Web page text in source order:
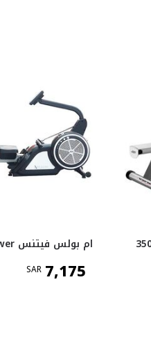
ام بولس فيتنس HSR005 Rower
SAR 7,175